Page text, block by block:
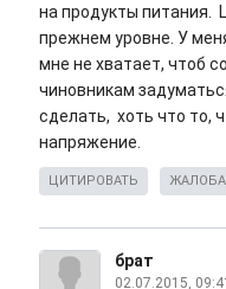
на продукты питания.
прежнем уровне. У
мне не хватает, чтоб
чиновникам
сделать, хоть что то,
напряжение.
ЦИТИРОВАТЬ
брат
02.07.2015,